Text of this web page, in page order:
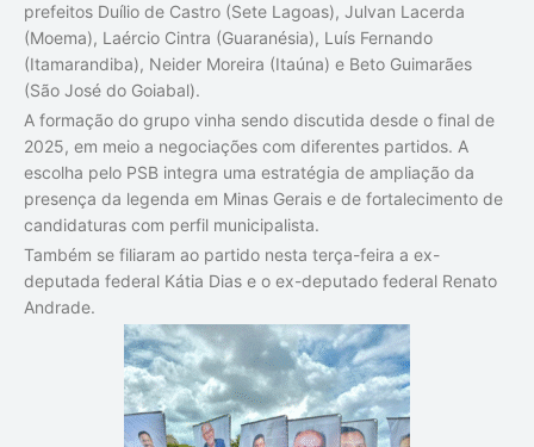
prefeitos Duílio de Castro (Sete Lagoas), Julvan Lacerda
(Moema), Laércio Cintra (Guaranésia), Luís Fernando
(Itamarandiba), Neider Moreira (Itaúna) e Beto Guimarães
(São José do Goiabal).
A formação do grupo vinha sendo discutida desde o final de
2025, em meio a negociações com diferentes partidos. A
escolha pelo PSB integra uma estratégia de ampliação da
presença da legenda em Minas Gerais e de fortalecimento de
candidaturas com perfil municipalista.
Também se filiaram ao partido nesta terça-feira a ex-
deputada federal Kátia Dias e o ex-deputado federal Renato
Andrade.